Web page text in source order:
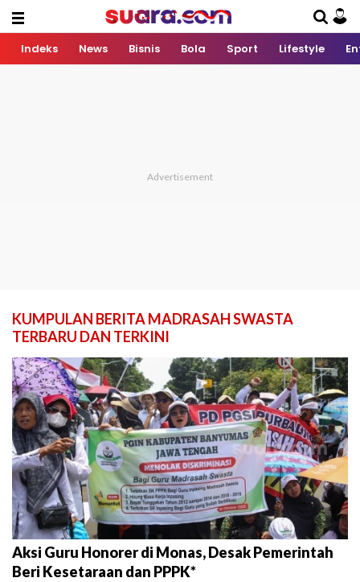
Indeks News Bisnis Bola Sport Lifestyle
KUMPULAN BERITA MADRASAH SWASTA
TERBARU DAN TERKINI
Aksi Guru Honorer di Monas, Desak Pemerintah
Beri Kesetaraan dan PPPK*